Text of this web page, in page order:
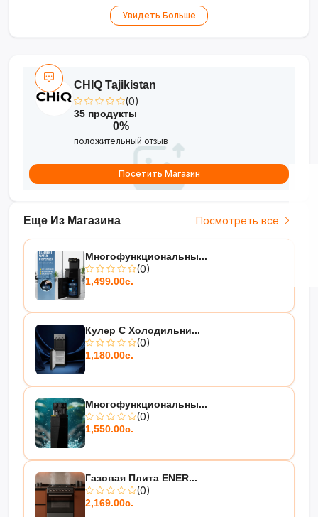
Простое управление— удобство в
службы
Практичность и комфорт для вашего дома!
Увидеть Больше
Еще Из Магазина Посмотреть все
Многофункциональны...
(0)
1,499.00с.
Кулер С Холодильни...
(0)
1,180.00с.
Многофункциональны...
(0)
1,550.00с.
Газовая Плита ENER...
(0)
2,169.00с.
CHIQ Tajikistan
(0)
35 продукты
0%
положительный отзыв
Посетить Магазин